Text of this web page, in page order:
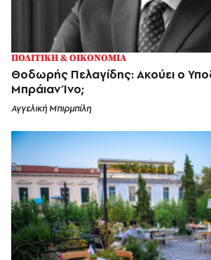
ΠΟΛΙΤΙΚΗ & ΟΙΚΟΝΟΜΙΑ
Θοδωρής Πελαγίδης: Ακούει ο
Μπράιαν Ίνο;
Αγγελική Μπιρμπίλη